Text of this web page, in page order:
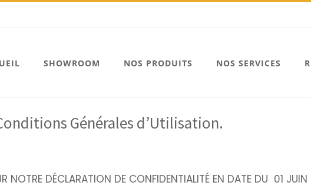
SHOWROOM NOS PRODUITS NOS SERVICES
Générales d’Utilisation.
NOTRE DÉCLARATION DE CONFIDENTIALITÉ EN DATE DU 01 JUIN